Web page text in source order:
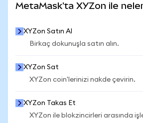
MetaMask'ta XYZon ile neler
XYZon Satın Al
Birkaç dokunuşla satın alın.
XYZon Sat
XYZon coin'lerinizi nakde çevirin.
XYZon Takas Et
XYZon ile blokzincirleri arasında